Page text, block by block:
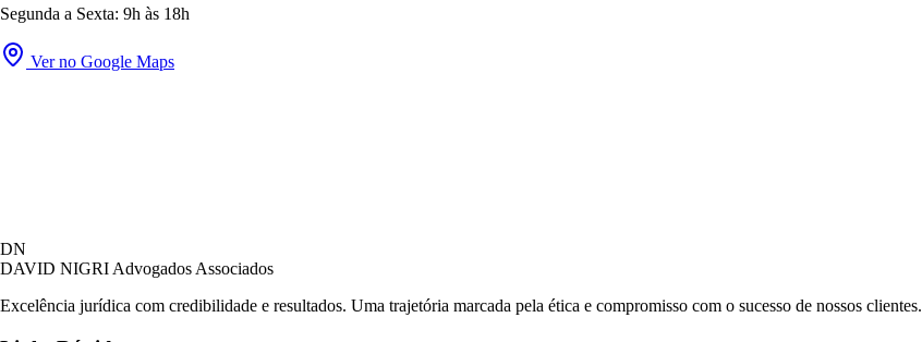
Segunda a Sexta: 9h às 18h
Ver no Google Maps
DN
DAVID NIGRI Advogados Associados
Excelência jurídica com credibilidade e resultados. Uma trajetória marcada pela ética e compromisso com o sucesso de nossos clientes.